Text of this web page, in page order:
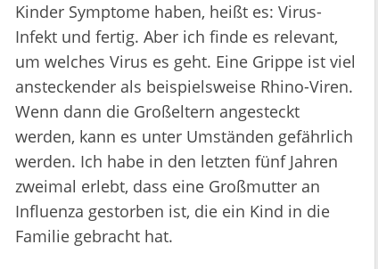
Kinder Symptome haben, heißt es: Virus-
Infekt und fertig. Aber ich finde es relevant,
um welches Virus es geht. Eine Grippe ist viel
ansteckender als beispielsweise Rhino-Viren.
Wenn dann die Großeltern angesteckt
werden, kann es unter Umständen gefährlich
werden. Ich habe in den letzten fünf Jahren
zweimal erlebt, dass eine Großmutter an
Influenza gestorben ist, die ein Kind in die
Familie gebracht hat.